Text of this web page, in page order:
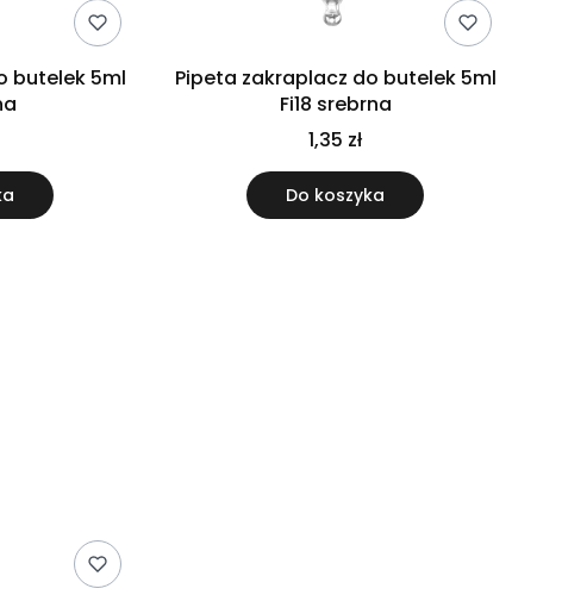
butelek 5ml
Pipeta zakraplacz do butelek 5ml
Fi18 srebrna
1,35 zł
Do koszyka